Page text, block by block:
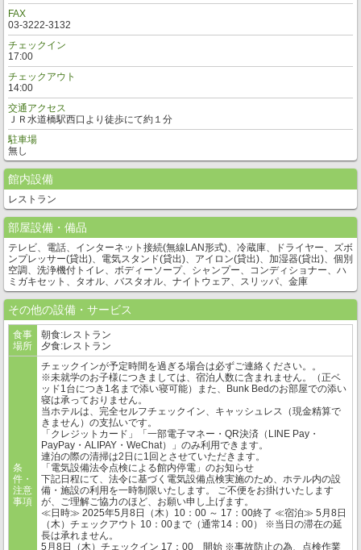
FAX
03-3222-3132
チェックイン
17:00
チェックアウト
14:00
交通アクセス
ＪＲ水道橋駅西口より徒歩にて約１分
駐車場
無し
館内設備
レストラン
部屋設備・備品
テレビ、電話、インターネット接続(無線LAN形式)、冷蔵庫、ドライヤー、ズボ
ンプレッサー(貸出)、電気スタンド(貸出)、アイロン(貸出)、加湿器(貸出)、個別
空調、洗浄機付トイレ、ボディーソープ、シャンプー、コンディショナー、ハ
ミガキセット、タオル、バスタオル、ナイトウェア、スリッパ、金庫
その他の設備・サービス
食事
場所
朝食:レストラン
夕食:レストラン
条
件・
注意
事項
チェックインが予定時間を過ぎる場合は必ずご連絡ください。。
※未就学のお子様につきましては、宿泊人数に含まれません。（正ベ
ッド1台につき1名まで添い寝可能）また、Bunk Bedのお部屋での添い
寝は承っておりません。
当ホテルは、完全セルフチェックイン、キャッシュレス（現金精算で
きません）の支払いです。
「クレジットカード」「一部電子マネー・QR決済（LINE Pay・
PayPay・ALIPAY・WeChat）」のみ利用できます。
連泊の際の清掃は2日に1回とさせていただきます。
「電気設備法令点検による館内停電」のお知らせ
下記日程にて、法令に基づく電気設備点検実施のため、ホテル内の設
備・施設の利用を一時制限いたします。 ご不便をお掛けいたします
が、ご理解ご協力のほど、お願い申し上げます。
≪日時≫ 2025年5月8日（木）10：00 ～ 17：00終了 ≪宿泊≫ 5月8日
（木）チェックアウト 10：00まで（通常14：00） ※当日の滞在の延
長は承れません。
5月8日（木）チェックイン 17：00 開始 ※事故防止の為、点検作業